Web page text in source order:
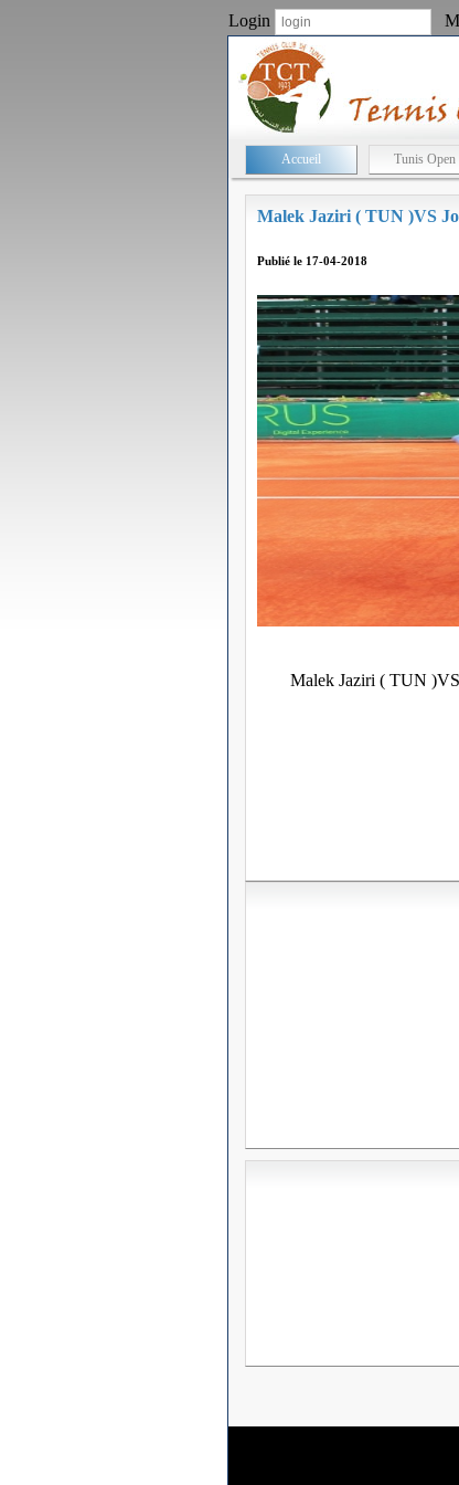
Login
Accueil Tunis Open
Malek Jaziri ( TUN )VS
Publié le 17-04-2018
Malek Jaziri ( TUN